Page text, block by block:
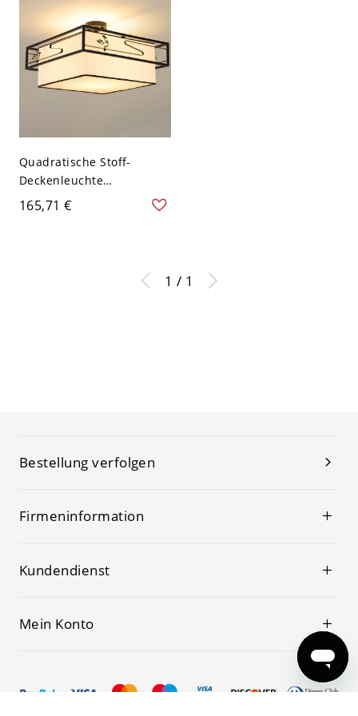
Quadratische Stoff-
Deckenleuchte
Traditionelle Flur-
Deckenlampe in Schwarz -
165,71 €
1 / 1
Bestellung verfolgen
Firmeninformation
Kundendienst
Mein Konto